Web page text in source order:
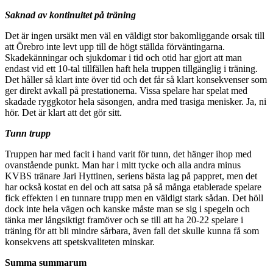
Saknad av kontinuitet på träning
Det är ingen ursäkt men väl en väldigt stor bakomliggande orsak till
att Örebro inte levt upp till de högt ställda förväntingarna.
Skadekänningar och sjukdomar i tid och otid har gjort att man
endast vid ett 10-tal tillfällen haft hela truppen tillgänglig i träning.
Det håller så klart inte över tid och det får så klart konsekvenser som
ger direkt avkall på prestationerna. Vissa spelare har spelat med
skadade ryggkotor hela säsongen, andra med trasiga menisker. Ja, ni
hör. Det är klart att det gör sitt.
Tunn trupp
Truppen har med facit i hand varit för tunn, det hänger ihop med
ovanstående punkt. Man har i mitt tycke och alla andra minus
KVBS tränare Jari Hyttinen, seriens bästa lag på pappret, men det
har också kostat en del och att satsa på så många etablerade spelare
fick effekten i en tunnare trupp men en väldigt stark sådan. Det höll
dock inte hela vägen och kanske måste man se sig i spegeln och
tänka mer långsiktigt framöver och se till att ha 20-22 spelare i
träning för att bli mindre sårbara, även fall det skulle kunna få som
konsekvens att spetskvaliteten minskar.
Summa summarum